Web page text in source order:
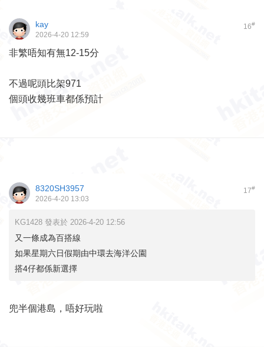
16#
kay
2026-4-20 12:59
非繁唔知有無12-15分
不過呢頭比架971
個頭收幾班車都係預計
17#
8320SH3957
2026-4-20 13:03
KG1428 發表於 2026-4-20 12:56
又一條成為百搭線
如果星期六日假期由中環去海洋公園
搭4仔都係新選擇
兜半個港島，唔好玩啦